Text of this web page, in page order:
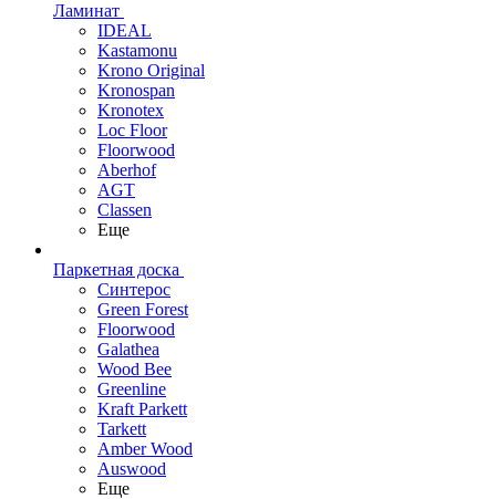
Ламинат
IDEAL
Kastamonu
Krono Original
Kronospan
Kronotex
Loc Floor
Floorwood
Aberhof
AGT
Classen
Еще
Паркетная доска
Синтерос
Green Forest
Floorwood
Galathea
Wood Bee
Greenline
Kraft Parkett
Tarkett
Amber Wood
Auswood
Еще